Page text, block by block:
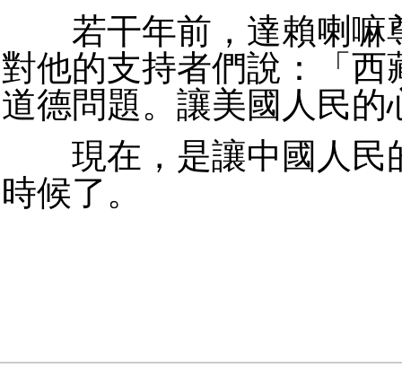
若干年前，達賴喇嘛
對他的支持者們說：「西
道德問題。讓美國人民的
現在，是讓中國人民
時候了。